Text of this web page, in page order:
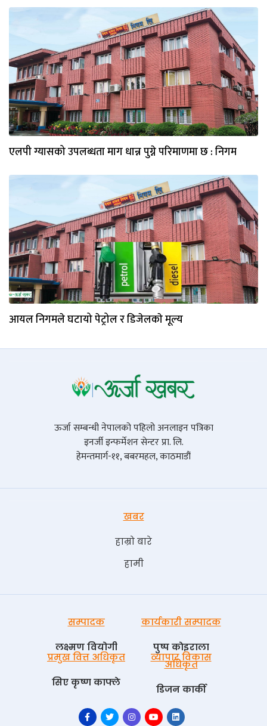
एलपी ग्यासको उपलब्धता माग धान्न पुग्ने परिमाणमा छ : निगम
आयल निगमले घटायो पेट्रोल र डिजेलकाे मूल्य
ऊर्जा सम्बन्धी नेपालको पहिलो अनलाइन पत्रिका
इनर्जी इन्फर्मेशन सेन्टर प्रा. लि.
हेमन्तमार्ग-११, बबरमहल, काठमाडौं
खबर
हाम्रो बारे
हामी
सम्पादक
लक्ष्मण वियोगी
कार्यकारी सम्पादक
पुष्प काेइराला
प्रमुख वित्त अधिकृत
सिए कृष्ण काफ्ले
व्यापार विकास
अधिकृत
डिजन कार्की